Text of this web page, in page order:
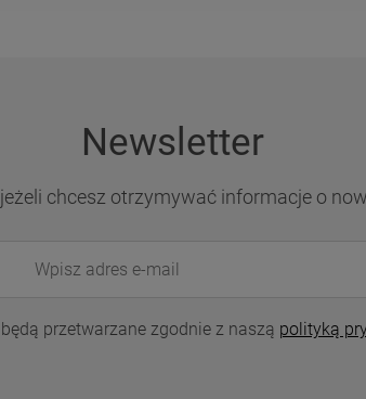
Newsletter
chcesz otrzymywać informacje o
przetwarzane zgodnie z naszą polityką